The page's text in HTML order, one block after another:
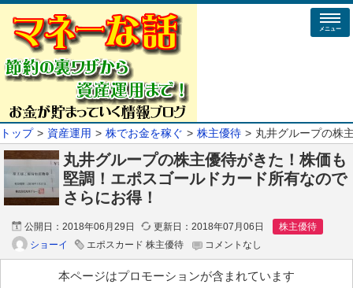
メニュー
トップ 資産運用 株でお金を稼ぐ 株主優待 丸井グループの株
丸井グループの株主優待がきた！株価も
堅調！エポスゴールドカード所有なので
さらにお得！
公開日： 2018年06月29日 更新日： 2018年07月06日
株主優待
ショーイ
エポスカード 株主優待 コメントなし
本ページはプロモーションが含まれています